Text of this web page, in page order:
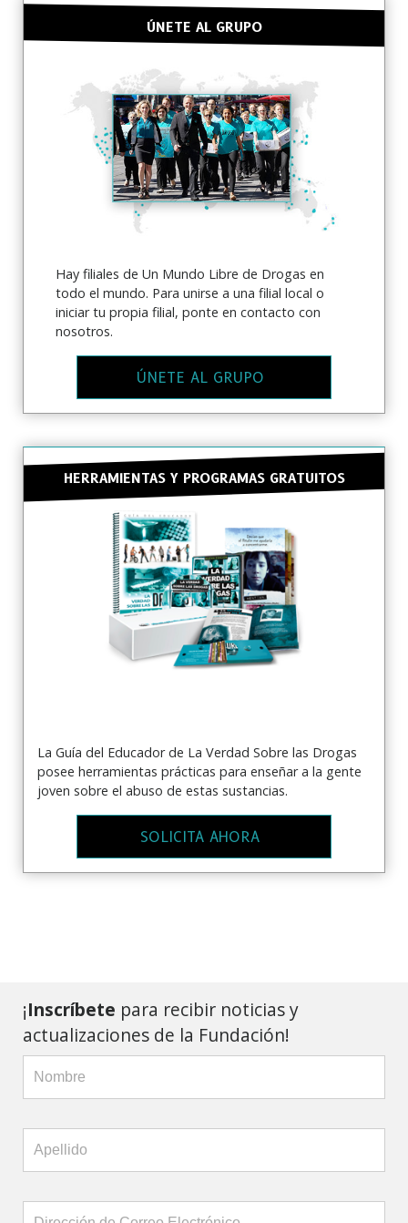
ÚNETE AL GRUPO
Hay filiales de Un Mundo Libre de Drogas en
todo el mundo. Para unirse a una filial local o
iniciar tu propia filial, ponte en contacto con
nosotros.
ÚNETE AL GRUPO
HERRAMIENTAS Y PROGRAMAS GRATUITOS
La Guía del Educador de La Verdad Sobre las Drogas
posee herramientas prácticas para enseñar a la gente
joven sobre el abuso de estas sustancias.
SOLICITA AHORA
¡Inscríbete para recibir noticias y
actualizaciones de la Fundación!
ACTUALIZACIONES Y PARA ENCONTRAR
FORMAS DE AYUDAR
Suscríbete a Noticias de La Verdad Sobre las
Drogasy recibe nuestras noticias más recientes y
actualizaciones en tu bandeja de entrada.
NO, GRACIAS